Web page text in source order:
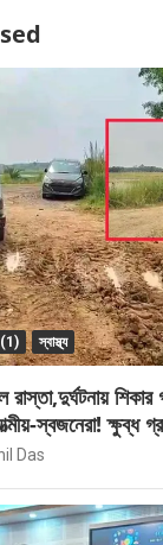
(1) স্বাস্থ্য
শিকার
স্বজনেরা! ক্ষুব্ধ
Das